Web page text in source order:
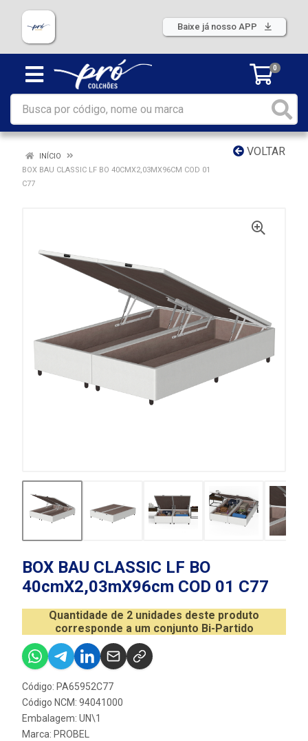
Baixe já nosso APP
0
VOLTAR
INÍCIO
BOX BAU CLASSIC LF BO 40CMX2,03MX96CM COD 01
C77
BOX BAU CLASSIC LF BO
40cmX2,03mX96cm COD 01 C77
Quantidade de 2 unidades deste produto
corresponde a um conjunto Bi-Partido
Código: PA65952C77
Código NCM: 94041000
Embalagem: UN\1
Marca: PROBEL